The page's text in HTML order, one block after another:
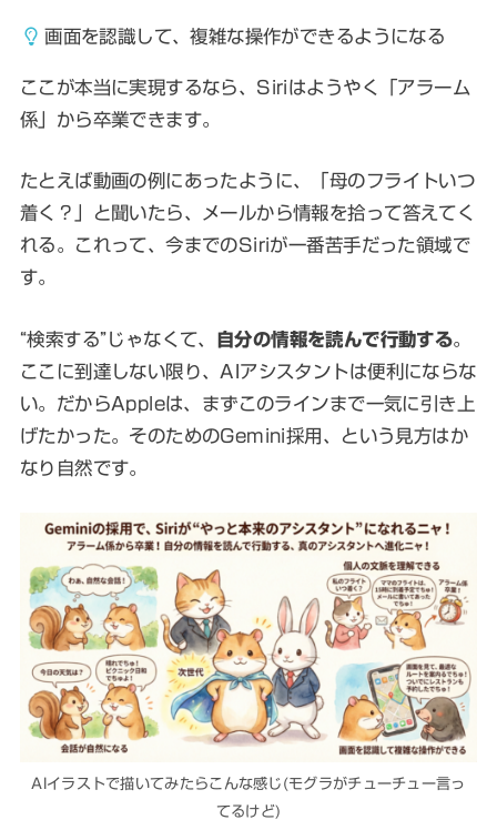
画面を認識して、複雑な操作ができるようになる
ここが本当に実現するなら、Siriはようやく「アラーム
係」から卒業できます。
たとえば動画の例にあったように、「母のフライトいつ
着く？」と聞いたら、メールから情報を拾って答えてく
れる。これって、今までのSiriが一番苦手だった領域で
す。
“検索する”じゃなくて、 自分の情報を読んで行動する。
ここに到達しない限り、AIアシスタントは便利にならな
い。だからAppleは、まずこのラインまで一気に引き上
げたかった。そのためのGemini採用、という見方はか
なり自然です。
AIイラストで描いてみたらこんな感じ(モグラがチューチュー言っ
てるけど)